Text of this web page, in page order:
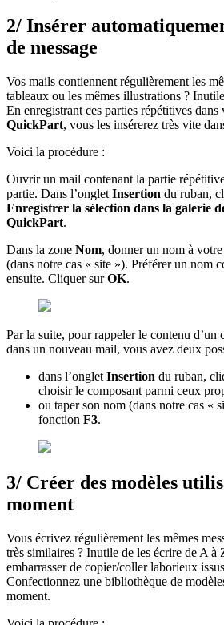
2/ Insérer
de message
Vos mails contiennent régulièrement les
tableaux ou les mêmes illustrations ?
En enregistrant ces parties répétitives dans
QuickPart, vous les insérerez très vite
Voici la procédure :
Ouvrir un mail contenant la partie
partie. Dans l’onglet Insertion du ruban,
Enregistrer la sélection dans la galerie
QuickPart.
Dans la zone Nom, donner un nom à
(dans notre cas « site »). Préférer un nom
ensuite. Cliquer surOK.
Par la suite, pour rappeler le contenu d’un
dans un nouveau mail, vous avez deux
dans l’onglet Insertion du ruban,
choisir le composant parmi ceux
ou taper son nom (dans notre cas «
fonction F3.
3/ Créer des modèles
moment
Vous écrivez régulièrement les mêmes
très similaires ? Inutile de les écrire de A à
embarrasser de copier/coller laborieux
Confectionnez une bibliothèque de
moment.